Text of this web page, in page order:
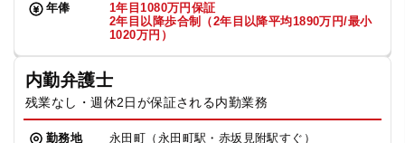
年俸
1年目1080万円保証
2年目以降歩合制（2年目以降平均1890万円/最小
1020万円）
内勤弁護士
残業なし・週休2日が保証される内勤業務
勤務地
永田町（永田町駅・赤坂見附駅すぐ）